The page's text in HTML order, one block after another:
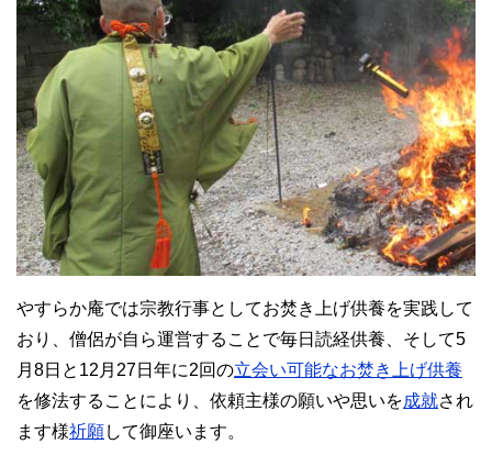
やすらか庵では宗教行事としてお焚き上げ供養を実践して
おり、僧侶が自ら運営することで毎日読経供養、そして5
月8日と12月27日年に2回の立会い可能なお焚き上げ供養
を修法することにより、依頼主様の願いや思いを成就され
ます様祈願して御座います。